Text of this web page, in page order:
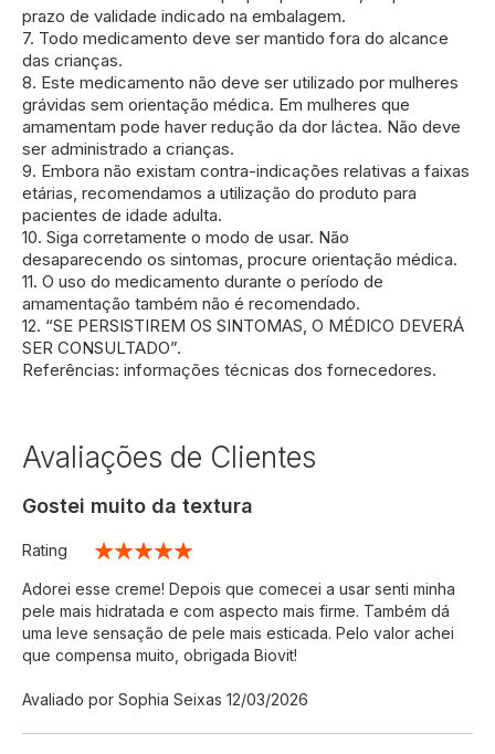
prazo de validade indicado na embalagem.
7. Todo medicamento deve ser mantido fora do alcance
das crianças.
8. Este medicamento não deve ser utilizado por mulheres
grávidas sem orientação médica. Em mulheres que
amamentam pode haver redução da dor láctea. Não deve
ser administrado a crianças.
9. Embora não existam contra-indicações relativas a faixas
etárias, recomendamos a utilização do produto para
pacientes de idade adulta.
10. Siga corretamente o modo de usar. Não
desaparecendo os sintomas, procure orientação médica.
11. O uso do medicamento durante o período de
amamentação também não é recomendado.
12. “SE PERSISTIREM OS SINTOMAS, O MÉDICO DEVERÁ
SER CONSULTADO”.
Referências: informações técnicas dos fornecedores.
Avaliações de Clientes
Gostei muito da textura
Rating
Adorei esse creme! Depois que comecei a usar senti minha
pele mais hidratada e com aspecto mais firme. Também dá
uma leve sensação de pele mais esticada. Pelo valor achei
que compensa muito, obrigada Biovit!
Avaliado por Sophia Seixas Enviado
12/03/2026